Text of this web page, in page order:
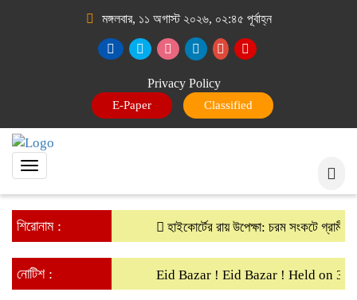
মঙ্গলবার, ১১ অগাস্ট ২০২৬, ০২:৪৫ পূর্বাহ্ন
Privacy Policy
ই-পেপার ক্লাসিফাইড
Toggle
শিরোনাম : হাইকোর্টের রায় উপেক্ষা: চরম সংকটে গ্রামীণ
নোটিশ : Eid Bazar ! Eid Bazar ! Held on